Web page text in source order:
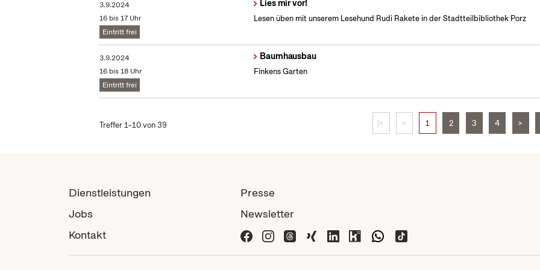
3.9.2024
16 bis 17 Uhr
Eintritt frei
Lies mir vor!
Lesen üben mit unserem Lesehund Rudi Rakete in der Stadtteilbibliothek Porz
3.9.2024
16 bis 18 Uhr
Eintritt frei
Baumhausbau
Finkens Garten
Treffer 1–10 von 39 |< < 1 2 3 4 >
Dienstleistungen
Jobs
Kontakt
Presse
Newsletter